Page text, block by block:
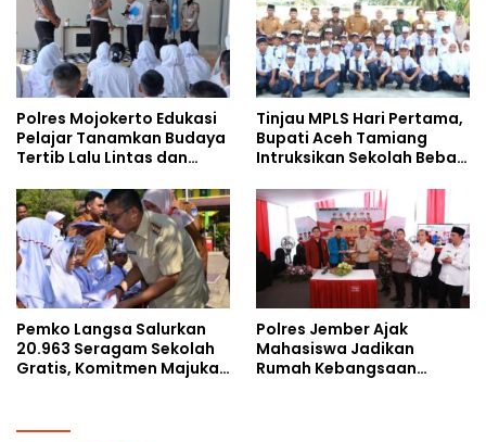
Polres Mojokerto Edukasi
Pelajar Tanamkan Budaya
Tertib Lalu Lintas dan
Tinjau MPLS Hari Pertama,
Bupati Aceh Tamiang
Intruksikan Sekolah Bebas
Pemko Langsa Salurkan
20.963 Seragam Sekolah
Gratis, Komitmen Majukan
Polres Jember Ajak
Mahasiswa Jadikan
Rumah Kebangsaan